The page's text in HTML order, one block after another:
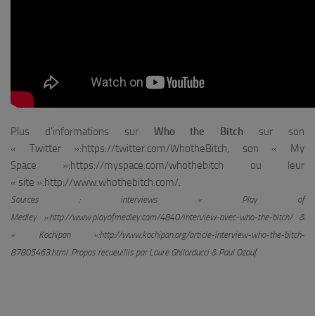
Plus d’informations sur Who the Bitch sur son
« Twitter »:https://twitter.com/WhotheBitch, son « My
Space »:https://myspace.com/whothebitch ou leur
« site »:http://www.whothebitch.com/.
Sources : interviews « Play of
Medley »:http://www.playofmedley.com/4840/interview-avec-who-the-bitch/ &
« Kochipan »:http://www.kochipan.org/article-interview-who-the-bitch-
87805463.html .Propos recueuillis par Laure Ghilarducci & Paul Ozouf